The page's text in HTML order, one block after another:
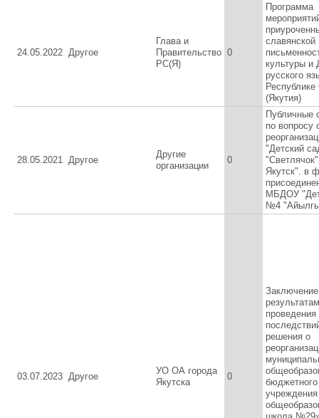
24.05.2022 Другое
Глава и
Правительство
РС(Я)
0
Программа
славянской
культуры и
русского
(Якутия)
28.05.2021 Другое
Другие
организации
0
Публичные
по вопросу
"Детский
Якутск". в
МБДОУ
№4
03.07.2023 Другое
УО ОА города
Якутска
0
результатам
проведения
решения о
бюджетного